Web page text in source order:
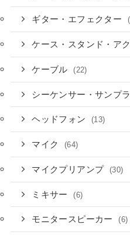
ギター・エフェクター
ケース・スタンド・ア
ケーブル (22)
シーケンサー・サンプ
ヘッドフォン (13)
マイク (64)
マイクプリアンプ (30)
ミキサー (6)
モニタースピーカー (6)